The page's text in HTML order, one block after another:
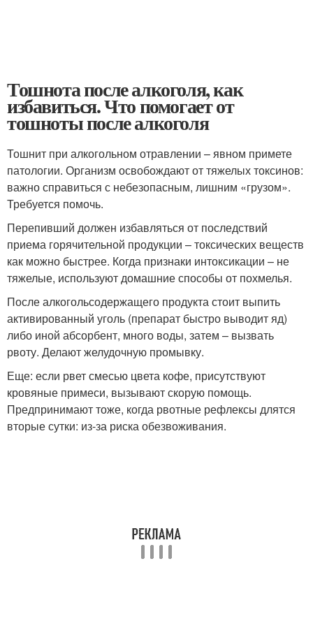
Тошнота после алкоголя, как
избавиться. Что помогает от
тошноты после алкоголя
Тошнит при алкогольном отравлении – явном примете
патологии. Организм освобождают от тяжелых токсинов:
важно справиться с небезопасным, лишним «грузом».
Требуется помочь.
Перепивший должен избавляться от последствий
приема горячительной продукции – токсических веществ
как можно быстрее. Когда признаки интоксикации – не
тяжелые, используют домашние способы от похмелья.
После алкогольсодержащего продукта стоит выпить
активированный уголь (препарат быстро выводит яд)
либо иной абсорбент, много воды, затем – вызвать
рвоту. Делают желудочную промывку.
Еще: если рвет смесью цвета кофе, присутствуют
кровяные примеси, вызывают скорую помощь.
Предпринимают тоже, когда рвотные рефлексы длятся
вторые сутки: из-за риска обезвоживания.